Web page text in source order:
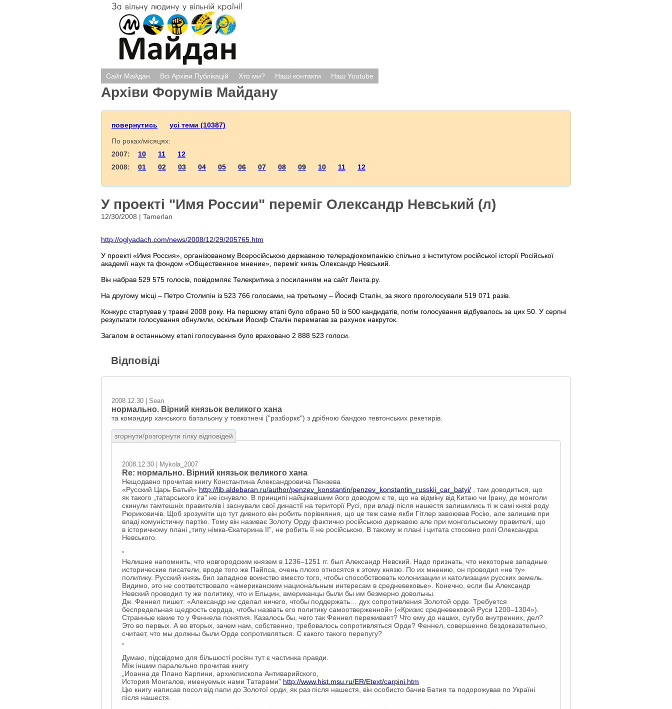
Сайт Майдан Всі Архіви Публікацій Хто ми? Наші контакти Наш Youtube
Архіви Форумів Майдану
повернутись
усі теми (10387)
По роках/місяцях:
2007: 10 11
12
2008: 01 02 03 04 05 06 07 08 09 10 11 12
У проекті "Имя России" переміг Олександр Невський (л)
12/30/2008 | Tamerlan
http://oglyadach.com/news/2008/12/29/205765.htm
У проекті «Имя Россия», організованому Всеросійською державною телерадіокомпанією спільно з інститутом російської історії Російської
академії наук та фондом «Общественное мнение», переміг князь Олександр Невський.
Він набрав 529 575 голосів, повідомляє Телекритика з посиланням на сайт Лента.ру.
На другому місці – Петро Столипін із 523 766 голосами, на третьому – Йосиф Сталін, за якого проголосували 519 071 разів.
Конкурс стартував у травні 2008 року. На першому етапі було обрано 50 із 500 кандидатів, потім голосування відбувалось за цих 50. У серпні
результати голосування обнулили, оскільки Йосиф Сталін перемагав за рахунок накруток.
Загалом в останньому етапі голосування було враховано 2 888 523 голоси.
Відповіді
2008.12.30 | Sean
нормально. Вірний князьок великого хана
та командир ханського батальону у товкотнечі ("разборкє") з дрібною бандою тевтонських рекетирів.
згорнути/розгорнути гілку відповідей
2008.12.30 | Mykola_2007
Re: нормально. Вірний князьок великого хана
Нещодавно прочитав книгу Константина Александровича Пензева
«Русский Царь Батый» http://lib.aldebaran.ru/author/penzev_konstantin/penzev_konstantin_russkii_car_batyi/ , там доводиться, що
як такого „татарського іга” не існувало. В принципі найцікавішим його доводом є те, що на відміну від Китаю чи Ірану, де монголи
скинули тамтешніх правителів і заснували свої династії на території Русі, при владі після нашестя залишились ті ж самі князі роду
Рюриковичів. Щоб зрозуміти що тут дивного він робить порівняння, що це теж саме якби Гітлер завоював Росію, але залишив при
владі комуністичну партію. Тому він називає Золоту Орду фактично російською державою але при монгольському правителі, що
в історичному плані „типу німка-Єкатерина ІІ”, не робить її не російською. В такому ж плані і цитата стосовно ролі Олександра
Невського.
“
Нелишне напомнить, что новгородским князем в 1236–1251 гг. был Александр Невский. Надо признать, что некоторые западные
исторические писатели, вроде того же Пайпса, очень плохо относятся к этому князю. По их мнению, он проводил «не ту»
политику. Русский князь бил западное воинство вместо того, чтобы способствовать колонизации и католизации русских земель.
Видимо, это не соответствовало «американским национальным интересам в средневековье». Конечно, если бы Александр
Невский проводил ту же политику, что и Ельцин, американцы были бы им безмерно довольны.
Дж. Феннел пишет: «Александр не сделал ничего, чтобы поддержать… дух сопротивления Золотой орде. Требуется
беспредельная щедрость сердца, чтобы назвать его политику самоотверженной» («Кризис средневековой Руси 1200–1304»).
Странные какие то у Феннела понятия. Казалось бы, чего так Феннел переживает? Что ему до наших, сугубо внутренних, дел?
Это во первых. А во вторых, зачем нам, собственно, требовалось сопротивляться Орде? Феннел, совершенно бездоказательно,
считает, что мы должны были Орде сопротивляться. С какого такого перепугу?
Думаю, підсвідомо для більшості росіян тут є частинка правди.
Між іншим паралельно прочитав книгу
„Иоанна де Плано Карпини, архиепископа Антиварийского,
История Монгалов, именуемых нами Татарами” http://www.hist.msu.ru/ER/Etext/carpini.htm
Цю книгу написав посол від папи до Золотої орди, як раз після нашестя, він особисто бачив Батия та подорожував по Україні
після нашестя.